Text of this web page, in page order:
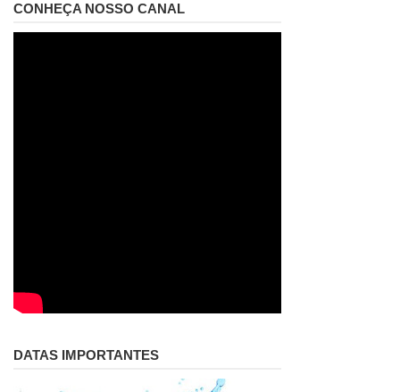
CONHEÇA NOSSO CANAL
DATAS IMPORTANTES